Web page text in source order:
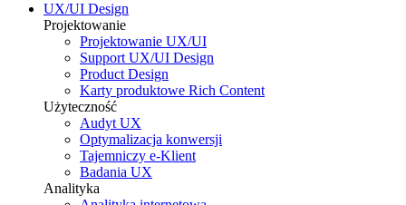
UX/UI Design
Projektowanie
Projektowanie UX/UI
Support UX/UI Design
Product Design
Karty produktowe Rich Content
Użyteczność
Audyt UX
Optymalizacja konwersji
Tajemniczy e-Klient
Badania UX
Analityka